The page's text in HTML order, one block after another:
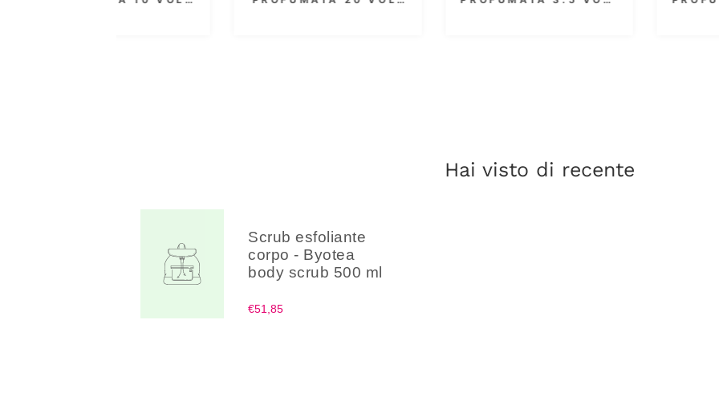
Hai visto di recente
Scrub esfoliante
corpo - Byotea
body scrub 500 ml
€51,85